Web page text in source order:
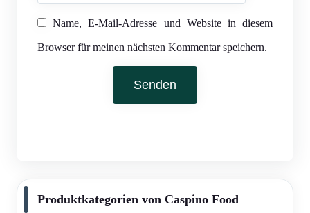
Name, E-Mail-Adresse und Website in diesem
Browser für meinen nächsten Kommentar speichern.
Produktkategorien von Caspino Food